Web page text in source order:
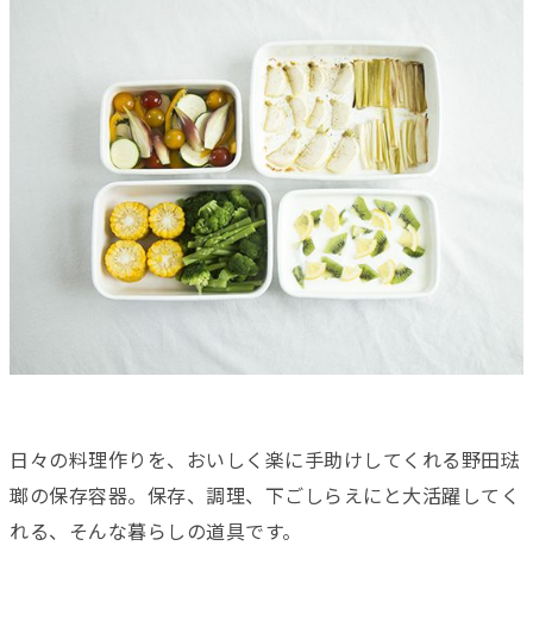
日々の料理作りを、おいしく楽に手助けしてくれる野田琺
瑯の保存容器。保存、調理、下ごしらえにと大活躍してく
れる、そんな暮らしの道具です。